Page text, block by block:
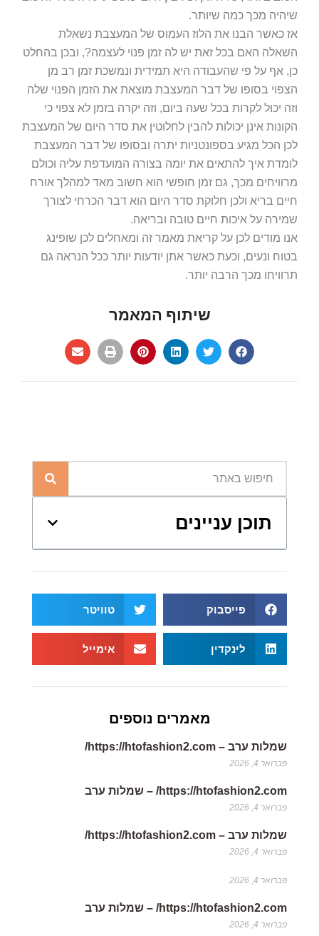
שיהיה מכך כמה שיותר.
אז כאשר הבנו את הלוז העמוס של המעצבת נשאלת
השאלה האם בכל זאת יש לה זמן פנוי לעצמה?, ובכן בהחלט
כן, אף על פי שהעבודה היא תמידית ונמשכת זמן רב מן
הצפוי בסופו של דבר המעצבת מוצאת את הזמן הפנוי שלה
וזה יכול לקרות בכל שעה ביום, וזה יקרה בזמן לא צפוי כי
הקונות אינן יכולות להבין לחלוטין את סדר היום של המעצבת
לכן הכל מגיע בספונטניות יתרה ובסופו של דבר המעצבת
לומדת איך להתאים את יומה בצורה המועדפת עליה וכולם
מרוויחים מכך, גם זמן חופשי הוא חשוב מאד למהלך אורח
חיים בריא ולכן חלוקת סדר היום הוא דבר הכרחי לצורך
שמירה על איכות חיים טובה ובריאה.
אנו מודים לכן על קריאת מאמר זה ומאחלים לכן שופינג
בטוח ונעים, וכעת כאשר אתן יודעות יותר ככל הנראה גם
תרוויחו מכך הרבה יותר.
שיתוף המאמר
תוכן עניינים
פייסבוק טוויטר
לינקדין אימייל
מאמרים נוספים
שמלות ערב – https://htofashion2.com/
פברואר 4, 2026
https://htofashion2.com/ – שמלות ערב
פברואר 4, 2026
שמלות ערב – https://htofashion2.com/
פברואר 4, 2026
פברואר 4, 2026
https://htofashion2.com/ – שמלות ערב
פברואר 4, 2026